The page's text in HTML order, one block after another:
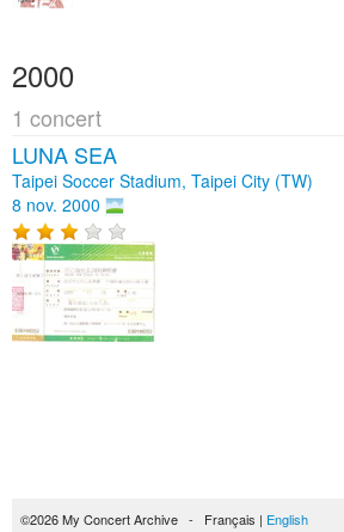
2000
1 concert
LUNA SEA
Taipei Soccer Stadium, Taipei City (TW)
8 nov. 2000
©2026 My Concert Archive - Français | English